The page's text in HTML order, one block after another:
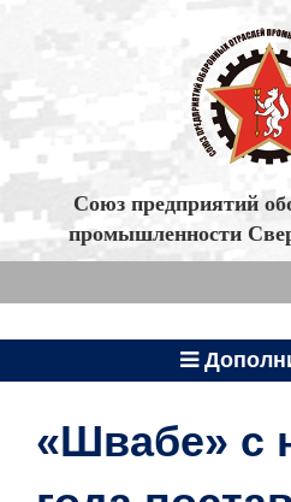
Союз предприятий
промышленности
«Швабе» с